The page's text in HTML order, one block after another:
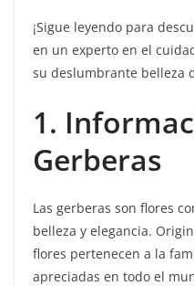
¡Sigue leyendo para
en un experto en el
su deslumbrante belleza
1.
Gerberas
Las gerberas son flores
belleza y elegancia.
flores pertenecen a la
apreciadas en todo el